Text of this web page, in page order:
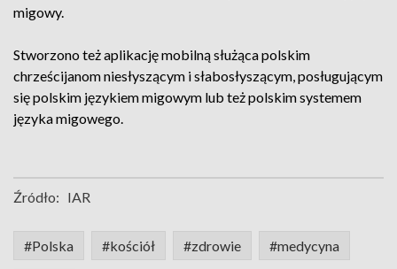
migowy.
Stworzono też aplikację mobilną służąca polskim
chrześcijanom niesłyszącym i słabosłyszącym, posługującym
się polskim językiem migowym lub też polskim systemem
języka migowego.
Źródło: IAR
#Polska #kościół #zdrowie #medycyna